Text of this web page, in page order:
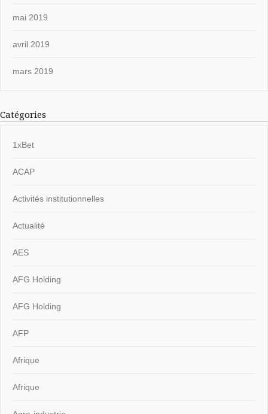
mai 2019
avril 2019
mars 2019
Catégories
1xBet
ACAP
Activités institutionnelles
Actualité
AES
AFG Holding
AFG Holding
AFP
Afrique
Afrique